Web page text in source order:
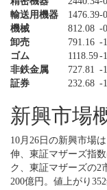
輸送用機器
1476.39-
機械
812.08 -
卸売
791.16 -
ゴム
1118.59-
非鉄金属
727.81 -
証券
232.68 -
新興市場
10月26日の新興市場
伸、東証マザーズ指
ク、東証マザーズの2
200億円。値上がり